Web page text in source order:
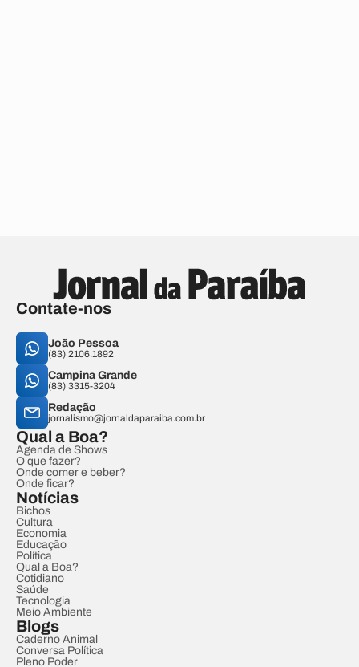
Contate-nos
João Pessoa
(83) 2106.1892
Campina Grande
(83) 3315-3204
Redação
jornalismo@jornaldaparaiba.com.br
Qual a Boa?
Agenda de Shows
O que fazer?
Onde comer e beber?
Onde ficar?
Notícias
Bichos
Cultura
Economia
Educação
Política
Qual a Boa?
Cotidiano
Saúde
Tecnologia
Meio Ambiente
Blogs
Caderno Animal
Conversa Política
Pleno Poder